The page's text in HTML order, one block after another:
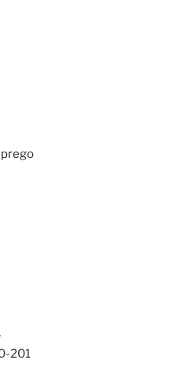
201